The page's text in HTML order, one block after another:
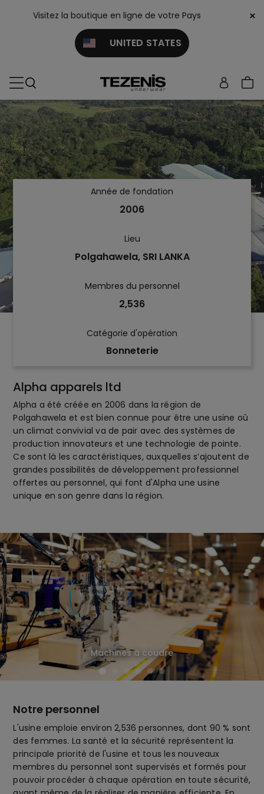
Visitez la boutique en ligne de votre Pays
UNITED STATES
×
Année de fondation
2006
Lieu
Polgahawela, SRI LANKA
Membres du personnel
2,536
Catégorie d'opération
Bonneterie
Alpha apparels ltd
Alpha a été créée en 2006 dans la région de
Polgahawela et est bien connue pour être une usine où
un climat convivial va de pair avec des systèmes de
production innovateurs et une technologie de pointe.
Ce sont là les caractéristiques, auxquelles s’ajoutent de
grandes possibilités de développement professionnel
offertes au personnel, qui font d'Alpha une usine
unique en son genre dans la région.
Machines à coudre
Notre personnel
L'usine emploie environ 2,536 personnes, dont 90 % sont
des femmes. La santé et la sécurité représentent la
principale priorité de l'usine et tous les nouveaux
membres du personnel sont supervisés et formés pour
pouvoir procéder à chaque opération en toute sécurité,